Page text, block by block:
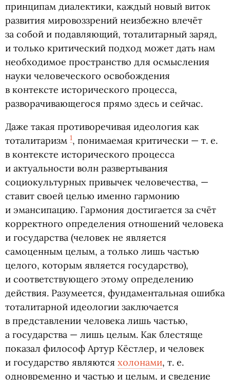
принципам диалектики, каждый новый виток
развития мировоззрений неизбежно влечёт
за собой и подавляющий, тоталитарный заряд,
и только критический подход может дать нам
необходимое пространство для осмысления
науки человеческого освобождения
в контексте исторического процесса,
разворачивающегося прямо здесь и сейчас.
Даже такая противоречивая идеология как
тоталитаризм 1, понимаемая критически — т. е.
в контексте исторического процесса
и актуальности волн развертывания
социокультурных привычек человечества, —
ставит своей целью именно гармонию
и эмансипацию. Гармония достигается за счёт
корректного определения отношений человека
и государства (человек не является
самоценным целым, а только лишь частью
целого, которым является государство),
и соответствующего этому определению
действия. Разумеется, фундаментальная ошибка
тоталитарной идеологии заключается
в представлении человека лишь частью,
а государства — лишь целым. Как блестяще
показал философ Артур Кёстлер, и человек
и государство являются холонами, т. е.
одновременно и частью и целым, и сведение